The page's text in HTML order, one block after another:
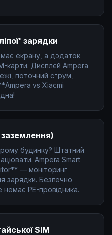
зарядки
екрану, а додаток
карти. Дисплей Ampera
поточний струм,
**Ampera vs Xiaomi
будинку? Штатний
Ampera Smart
— моніторинг
зарядки. Безпечно
PE-провідника.
SIM